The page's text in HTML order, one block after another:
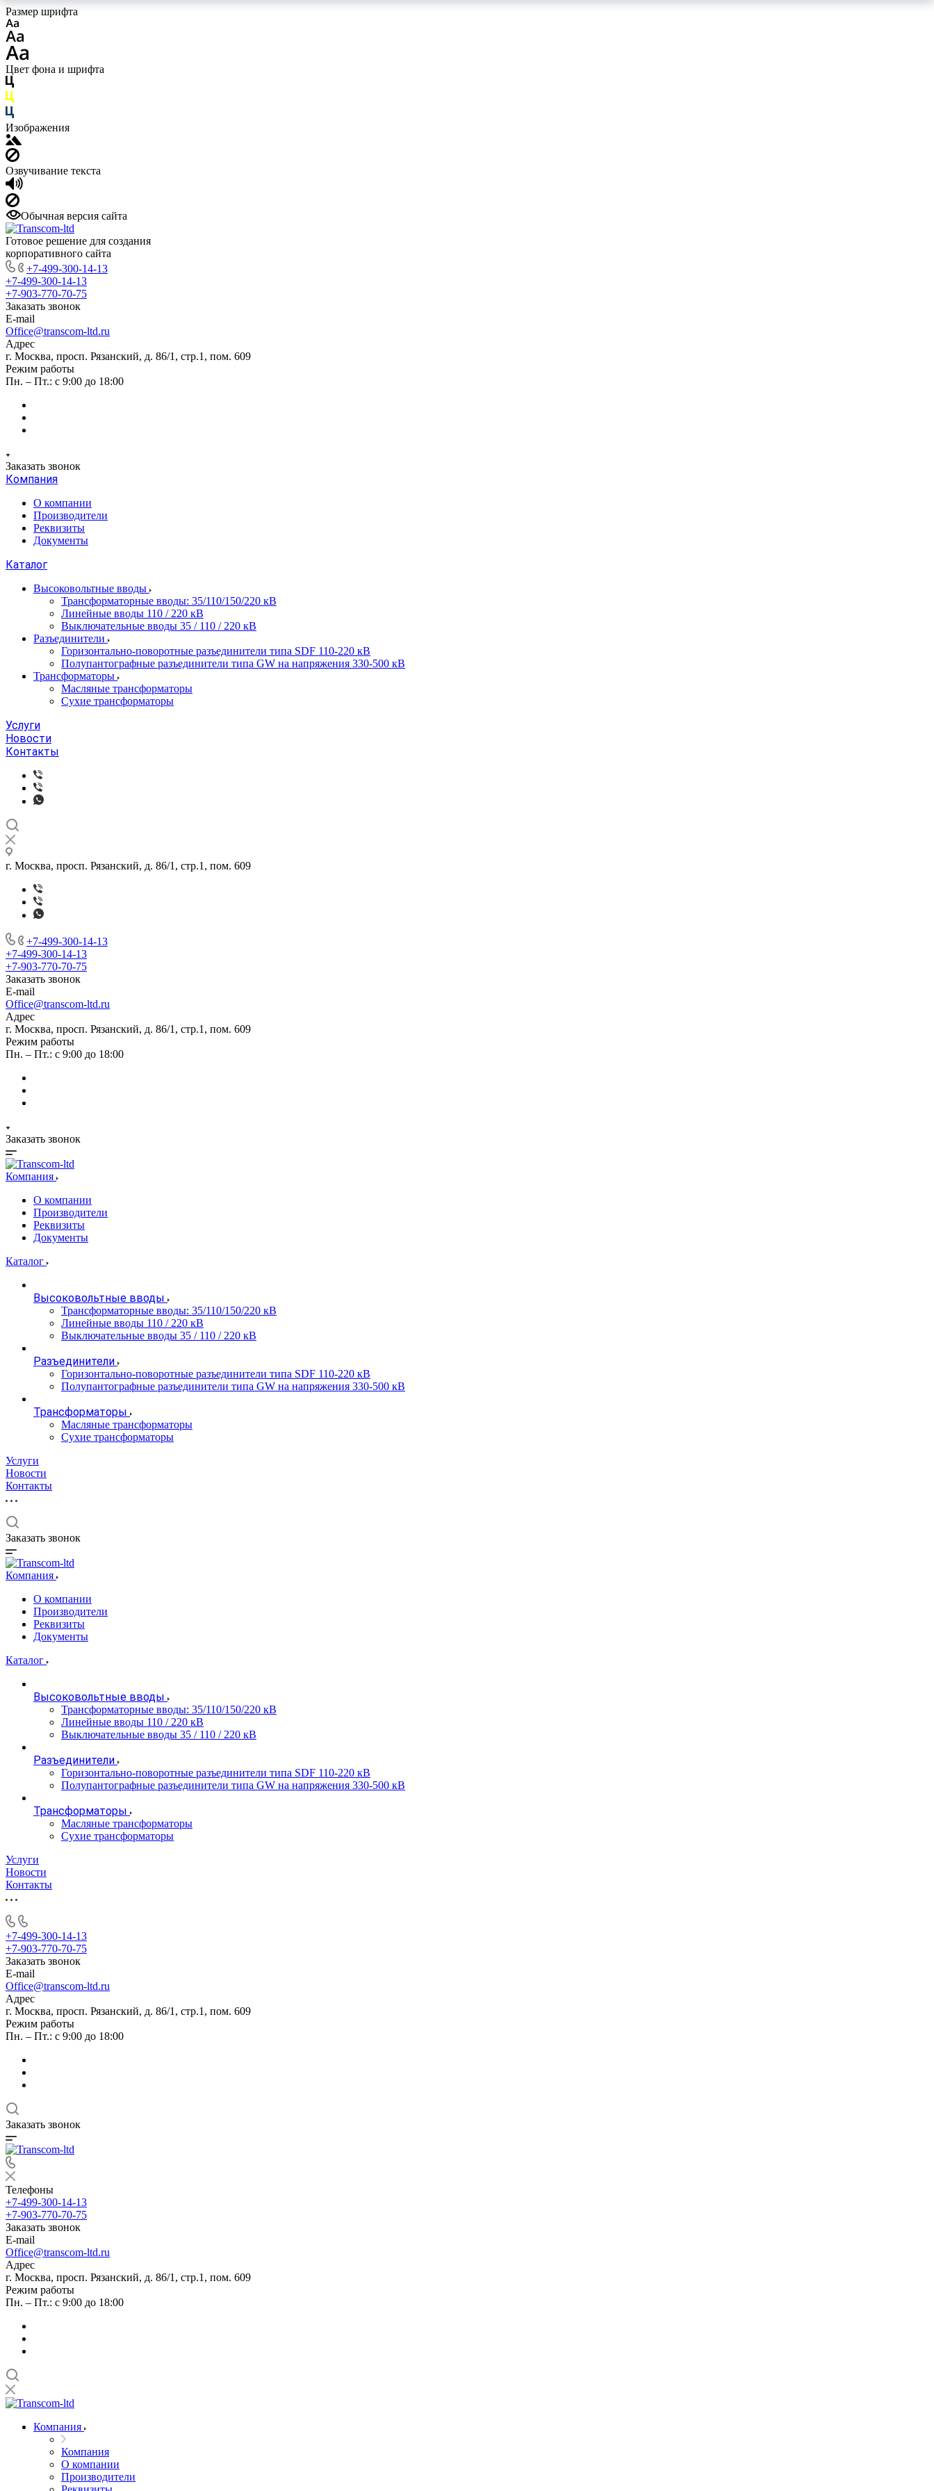
Размер шрифта
Цвет фона и шрифта
Изображения
Озвучивание текста
Обычная версия сайта
Готовое решение для создания
корпоративного сайта
+7-499-300-14-13
+7-499-300-14-13
+7-903-770-70-75
Заказать звонок
E-mail
Office@transcom-ltd.ru
Адрес
г. Москва, просп. Рязанский, д. 86/1, стр.1, пом. 609
Режим работы
Пн. – Пт.: с 9:00 до 18:00
Заказать звонок
Компания
О компании
Производители
Реквизиты
Документы
Каталог
Высоковольтные вводы
Трансформаторные вводы: 35/110/150/220 кВ
Линейные вводы 110 / 220 кВ
Выключательные вводы 35 / 110 / 220 кВ
Разъединители
Горизонтально-поворотные разъединители типа SDF 110-220 кВ
Полупантографные разъединители типа GW на напряжения 330-500 кВ
Трансформаторы
Масляные трансформаторы
Сухие трансформаторы
Услуги
Новости
Контакты
г. Москва, просп. Рязанский, д. 86/1, стр.1, пом. 609
+7-499-300-14-13
+7-499-300-14-13
+7-903-770-70-75
Заказать звонок
E-mail
Office@transcom-ltd.ru
Адрес
г. Москва, просп. Рязанский, д. 86/1, стр.1, пом. 609
Режим работы
Пн. – Пт.: с 9:00 до 18:00
Заказать звонок
Компания
О компании
Производители
Реквизиты
Документы
Каталог
Высоковольтные вводы
Трансформаторные вводы: 35/110/150/220 кВ
Линейные вводы 110 / 220 кВ
Выключательные вводы 35 / 110 / 220 кВ
Разъединители
Горизонтально-поворотные разъединители типа SDF 110-220 кВ
Полупантографные разъединители типа GW на напряжения 330-500 кВ
Трансформаторы
Масляные трансформаторы
Сухие трансформаторы
Услуги
Новости
Контакты
Заказать звонок
Компания
О компании
Производители
Реквизиты
Документы
Каталог
Высоковольтные вводы
Трансформаторные вводы: 35/110/150/220 кВ
Линейные вводы 110 / 220 кВ
Выключательные вводы 35 / 110 / 220 кВ
Разъединители
Горизонтально-поворотные разъединители типа SDF 110-220 кВ
Полупантографные разъединители типа GW на напряжения 330-500 кВ
Трансформаторы
Масляные трансформаторы
Сухие трансформаторы
Услуги
Новости
Контакты
+7-499-300-14-13
+7-903-770-70-75
Заказать звонок
E-mail
Office@transcom-ltd.ru
Адрес
г. Москва, просп. Рязанский, д. 86/1, стр.1, пом. 609
Режим работы
Пн. – Пт.: с 9:00 до 18:00
Заказать звонок
Телефоны
+7-499-300-14-13
+7-903-770-70-75
Заказать звонок
E-mail
Office@transcom-ltd.ru
Адрес
г. Москва, просп. Рязанский, д. 86/1, стр.1, пом. 609
Режим работы
Пн. – Пт.: с 9:00 до 18:00
Компания
Компания
О компании
Производители